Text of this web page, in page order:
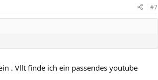
#7
. Vllt finde ich ein passendes youtube